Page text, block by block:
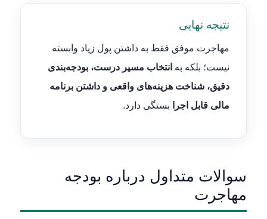
نتیجه نهایی
مهاجرت موفق فقط به داشتن پول زیاد وابسته
نیست؛ بلکه به انتخاب مسیر درست، بودجه‌بندی
دقیق، شناخت هزینه‌های واقعی و داشتن برنامه
مالی قابل اجرا
بستگی دارد.
سوالات متداول درباره بودجه
مهاجرت